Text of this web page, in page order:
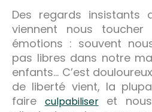
Des regards insistants
viennent nous
émotions : souvent
pas libres dans notre
enfants… C’est
de liberté vient, la
faire culpabiliseret nous